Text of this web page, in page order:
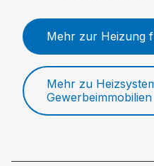
Mehr zur Heizung
Mehr zu
Gewerbeimmobilien